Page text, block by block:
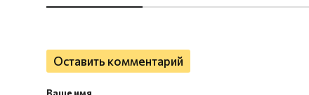
Оставить комментарий